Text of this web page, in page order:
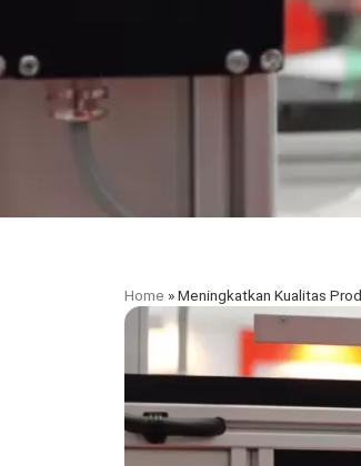
Home »Meningkatkan Kualitas